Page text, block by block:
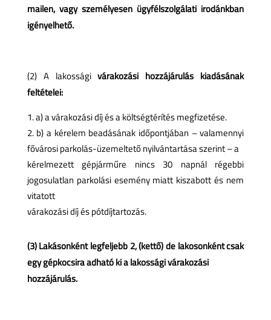
mailen, vagy személyesen ügyfélszolgálati irodánkban
igényelhető.
(2) A lakosságivárakozási hozzájárulás kiadásának
feltételei:
a) a várakozási díj és a költségtérítés megfizetése.
b) a kérelem beadásának időpontjában – valamennyi
fővárosi parkolás-üzemeltető nyilvántartása szerint – a
kérelmezett gépjárműre nincs 30 napnál régebbi
jogosulatlan parkolási esemény miatt kiszabott és nem
vitatott
várakozási díj és pótdíjtartozás.
(3) Lakásonként legfeljebb 2, (kettő) de lakosonként csak
egy gépkocsira adható ki a lakossági várakozási
hozzájárulás.